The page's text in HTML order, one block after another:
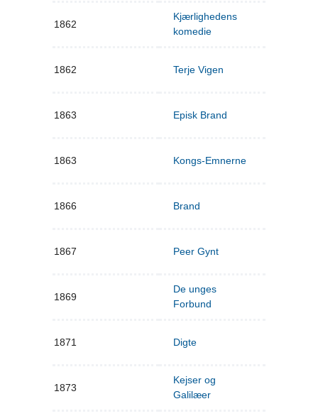
1862
Kjærlighedens
komedie
1862 Terje Vigen
1863 Episk Brand
1863 Kongs-Emnerne
1866 Brand
1867 Peer Gynt
1869
De unges
Forbund
1871 Digte
1873
Kejser og
Galilæer